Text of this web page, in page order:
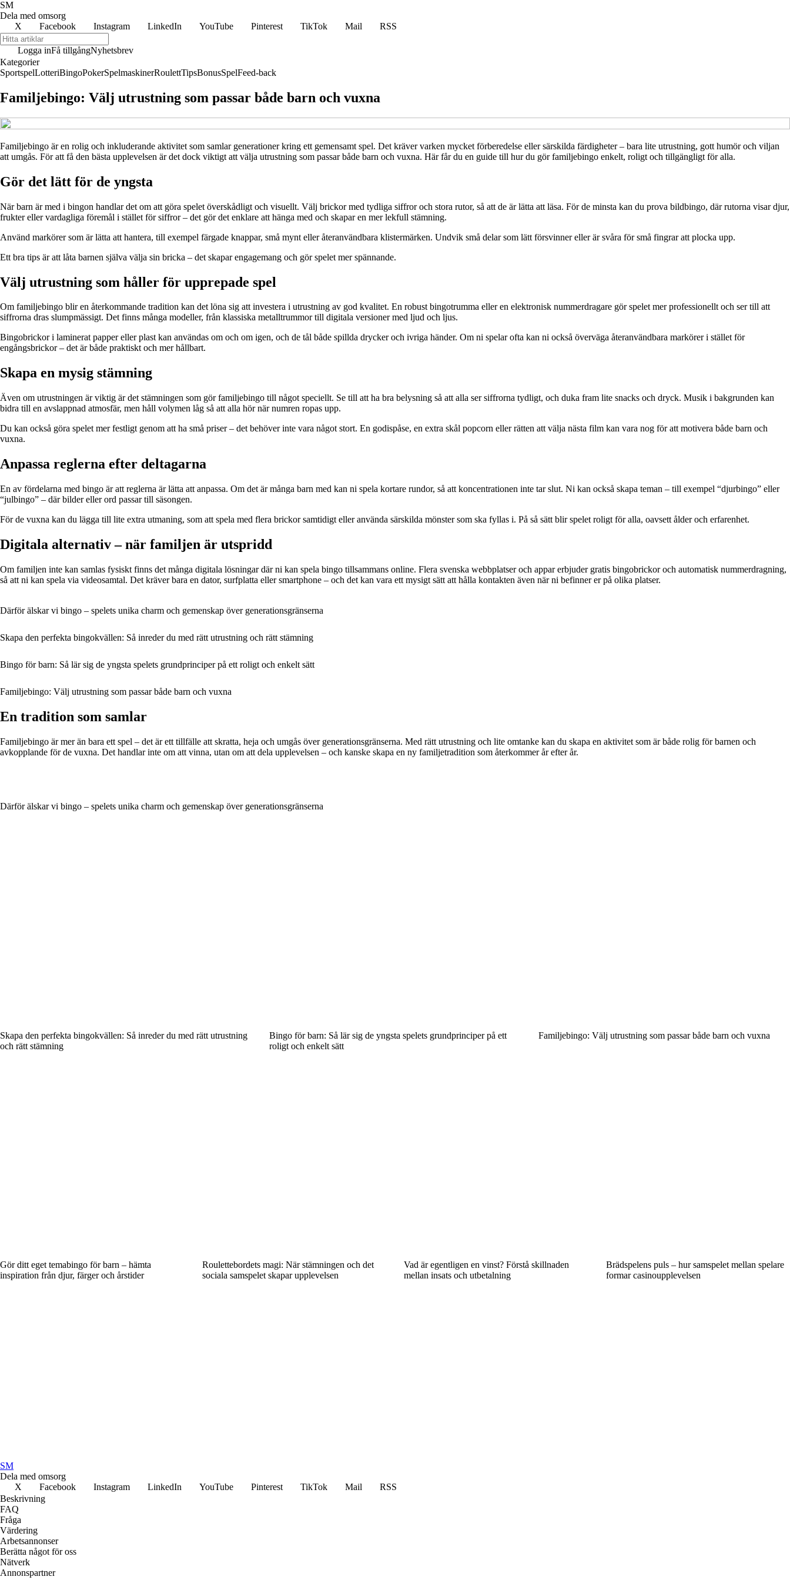
SM
Dela med omsorg
X
Facebook Instagram LinkedIn YouTube Pinterest TikTok Mail RSS
Logga inFå tillgångNyhetsbrev
Kategorier
SportspelLotteriBingoPokerSpelmaskinerRoulettTipsBonusSpelFeed-back
Familjebingo: Välj utrustning som passar både barn och vuxna
Familjebingo är en rolig och inkluderande aktivitet som samlar generationer kring ett gemensamt spel. Det kräver varken mycket förberedelse eller särskilda färdigheter – bara lite utrustning, gott humör och viljan
att umgås. För att få den bästa upplevelsen är det dock viktigt att välja utrustning som passar både barn och vuxna. Här får du en guide till hur du gör familjebingo enkelt, roligt och tillgängligt för alla.
Gör det lätt för de yngsta
När barn är med i bingon handlar det om att göra spelet överskådligt och visuellt. Välj brickor med tydliga siffror och stora rutor, så att de är lätta att läsa. För de minsta kan du prova bildbingo, där rutorna visar djur,
frukter eller vardagliga föremål i stället för siffror – det gör det enklare att hänga med och skapar en mer lekfull stämning.
Använd markörer som är lätta att hantera, till exempel färgade knappar, små mynt eller återanvändbara klistermärken. Undvik små delar som lätt försvinner eller är svåra för små fingrar att plocka upp.
Ett bra tips är att låta barnen själva välja sin bricka – det skapar engagemang och gör spelet mer spännande.
Välj utrustning som håller för upprepade spel
Om familjebingo blir en återkommande tradition kan det löna sig att investera i utrustning av god kvalitet. En robust bingotrumma eller en elektronisk nummerdragare gör spelet mer professionellt och ser till att
siffrorna dras slumpmässigt. Det finns många modeller, från klassiska metalltrummor till digitala versioner med ljud och ljus.
Bingobrickor i laminerat papper eller plast kan användas om och om igen, och de tål både spillda drycker och ivriga händer. Om ni spelar ofta kan ni också överväga återanvändbara markörer i stället för
engångsbrickor – det är både praktiskt och mer hållbart.
Skapa en mysig stämning
Även om utrustningen är viktig är det stämningen som gör familjebingo till något speciellt. Se till att ha bra belysning så att alla ser siffrorna tydligt, och duka fram lite snacks och dryck. Musik i bakgrunden kan
bidra till en avslappnad atmosfär, men håll volymen låg så att alla hör när numren ropas upp.
Du kan också göra spelet mer festligt genom att ha små priser – det behöver inte vara något stort. En godispåse, en extra skål popcorn eller rätten att välja nästa film kan vara nog för att motivera både barn och
vuxna.
Anpassa reglerna efter deltagarna
En av fördelarna med bingo är att reglerna är lätta att anpassa. Om det är många barn med kan ni spela kortare rundor, så att koncentrationen inte tar slut. Ni kan också skapa teman – till exempel “djurbingo” eller
“julbingo” – där bilder eller ord passar till säsongen.
För de vuxna kan du lägga till lite extra utmaning, som att spela med flera brickor samtidigt eller använda särskilda mönster som ska fyllas i. På så sätt blir spelet roligt för alla, oavsett ålder och erfarenhet.
Digitala alternativ – när familjen är utspridd
Om familjen inte kan samlas fysiskt finns det många digitala lösningar där ni kan spela bingo tillsammans online. Flera svenska webbplatser och appar erbjuder gratis bingobrickor och automatisk nummerdragning,
så att ni kan spela via videosamtal. Det kräver bara en dator, surfplatta eller smartphone – och det kan vara ett mysigt sätt att hålla kontakten även när ni befinner er på olika platser.
Därför älskar vi bingo – spelets unika charm och gemenskap över generationsgränserna
Skapa den perfekta bingokvällen: Så inreder du med rätt utrustning och rätt stämning
Bingo för barn: Så lär sig de yngsta spelets grundprinciper på ett roligt och enkelt sätt
Familjebingo: Välj utrustning som passar både barn och vuxna
En tradition som samlar
Familjebingo är mer än bara ett spel – det är ett tillfälle att skratta, heja och umgås över generationsgränserna. Med rätt utrustning och lite omtanke kan du skapa en aktivitet som är både rolig för barnen och
avkopplande för de vuxna. Det handlar inte om att vinna, utan om att dela upplevelsen – och kanske skapa en ny familjetradition som återkommer år efter år.
Därför älskar vi bingo – spelets unika charm och gemenskap över generationsgränserna
Skapa den perfekta bingokvällen: Så inreder du med rätt utrustning
och rätt stämning
Bingo för barn: Så lär sig de yngsta spelets grundprinciper på ett
roligt och enkelt sätt
Familjebingo: Välj utrustning som passar både barn och vuxna
Gör ditt eget temabingo för barn – hämta
inspiration från djur, färger och årstider
Roulettebordets magi: När stämningen och det
sociala samspelet skapar upplevelsen
Vad är egentligen en vinst? Förstå skillnaden
mellan insats och utbetalning
Brädspelens puls – hur samspelet mellan spelare
formar casinoupplevelsen
SM
Dela med omsorg
X
Facebook Instagram LinkedIn YouTube Pinterest TikTok Mail
RSS
Beskrivning
FAQ
Fråga
Värdering
Arbetsannonser
Berätta något för oss
Nätverk
Annonspartner